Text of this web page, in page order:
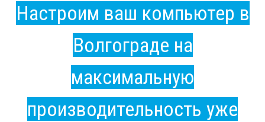
Настроим ваш компьютер в
Волгограде на
максимальную
производительность уже